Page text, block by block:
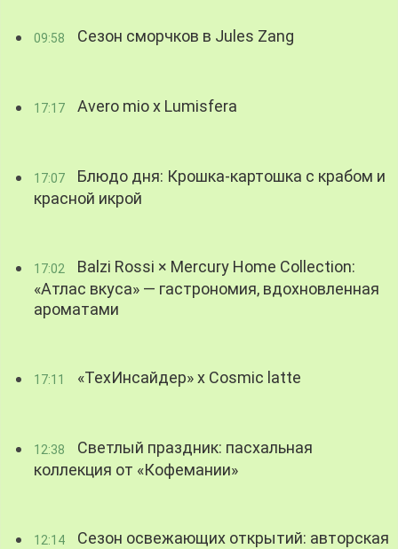
09:58 Сезон сморчков в Jules Zang
17:17 Avero mio x Lumisfera
17:07
Блюдо дня: Крошка-картошка с крабом и
красной икрой
17:02
Balzi Rossi × Mercury Home Collection:
«Атлас вкуса» — гастрономия, вдохновленная
ароматами
17:11 «ТехИнсайдер» х Cosmic latte
12:38
Светлый праздник: пасхальная
коллекция от «Кофемании»
12:14
Сезон освежающих открытий: авторская